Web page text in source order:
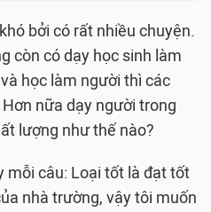
bởi có rất nhiều chuyện.
còn có dạy học sinh làm
học làm người thì các
Hơn nữa dạy người trong
lượng như thế nào?
mỗi câu: Loại tốt là đạt tốt
nhà trường, vậy tôi muốn